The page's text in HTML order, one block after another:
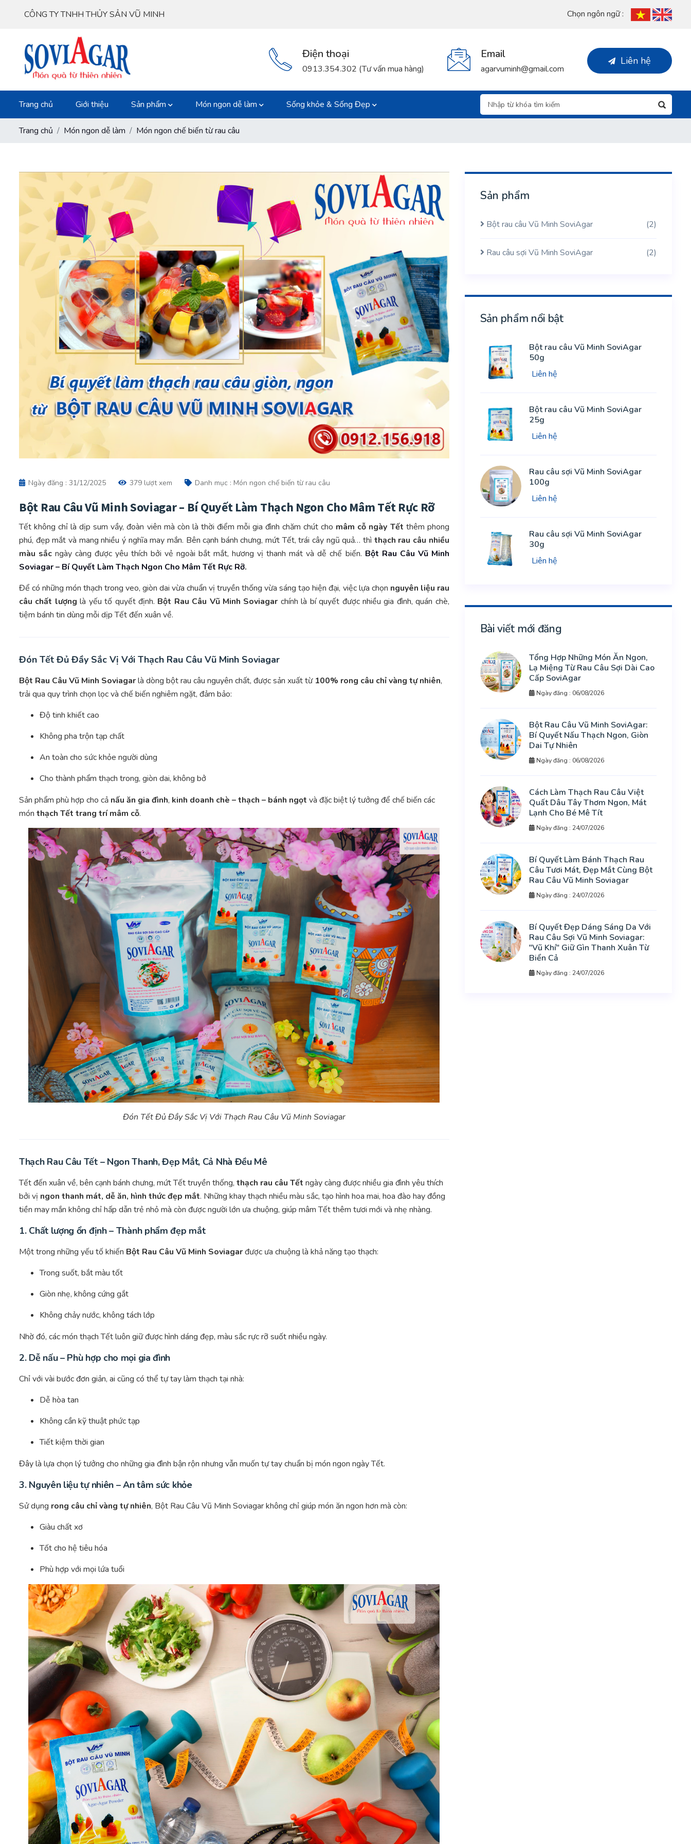
CÔNG TY TNHH THỦY SẢN VŨ MINH Chọn ngôn ngữ :
Liên hệ
Email
agarvuminh@gmail.com
Điện thoại
0913.354.302 (Tư vấn mua hàng)
Trang chủ Giới thiệu Sản phẩm Món ngon dễ làm Sống khỏe & Sống Đẹp
Trang chủ Món ngon dễ làm Món ngon chế biến từ rau câu
Ngày đăng : 31/12/2025 379 lượt xem Danh mục : Món ngon chế biến từ rau câu
Bột Rau Câu Vũ Minh Soviagar – Bí Quyết Làm Thạch Ngon Cho Mâm Tết Rực Rỡ
Tết không chỉ là dịp sum vầy, đoàn viên mà còn là thời điểm mỗi gia đình chăm chút cho mâm cỗ ngày Tết thêm phong
phú, đẹp mắt và mang nhiều ý nghĩa may mắn. Bên cạnh bánh chưng, mứt Tết, trái cây ngũ quả… thì thạch rau câu nhiều
màu sắc ngày càng được yêu thích bởi vẻ ngoài bắt mắt, hương vị thanh mát và dễ chế biến. Bột Rau Câu Vũ Minh
Soviagar – Bí Quyết Làm Thạch Ngon Cho Mâm Tết Rực Rỡ.
Để có những món thạch trong veo, giòn dai vừa chuẩn vị truyền thống vừa sáng tạo hiện đại, việc lựa chọn nguyên liệu rau
câu chất lượng là yếu tố quyết định. Bột Rau Câu Vũ Minh Soviagar chính là bí quyết được nhiều gia đình, quán chè,
tiệm bánh tin dùng mỗi dịp Tết đến xuân về.
Đón Tết Đủ Đầy Sắc Vị Với Thạch Rau Câu Vũ Minh Soviagar
Bột Rau Câu Vũ Minh Soviagarlà dòng bột rau câu nguyên chất, được sản xuất từ 100% rong câu chỉ vàng tự nhiên,
trải qua quy trình chọn lọc và chế biến nghiêm ngặt, đảm bảo:
Độ tinh khiết cao
Không pha trộn tạp chất
An toàn cho sức khỏe người dùng
Cho thành phẩm thạch trong, giòn dai, không bở
Sản phẩm phù hợp cho cả nấu ăn gia đình, kinh doanh chè – thạch – bánh ngọt và đặc biệt lý tưởng để chế biến các
món thạch Tết trang trí mâm cỗ.
Đón Tết Đủ Đầy Sắc Vị Với Thạch Rau Câu Vũ Minh Soviagar
Thạch Rau Câu Tết – Ngon Thanh, Đẹp Mắt, Cả Nhà Đều Mê
Tết đến xuân về, bên cạnh bánh chưng, mứt Tết truyền thống, thạch rau câu Tết ngày càng được nhiều gia đình yêu thích
bởi vị ngon thanh mát, dễ ăn, hình thức đẹp mắt. Những khay thạch nhiều màu sắc, tạo hình hoa mai, hoa đào hay đồng
tiền may mắn không chỉ hấp dẫn trẻ nhỏ mà còn được người lớn ưa chuộng, giúp mâm Tết thêm tươi mới và nhẹ nhàng.
1. Chất lượng ổn định – Thành phẩm đẹp mắt
Một trong những yếu tố khiến Bột Rau Câu Vũ Minh Soviagarđược ưa chuộng là khả năng tạo thạch:
Trong suốt, bắt màu tốt
Giòn nhẹ, không cứng gắt
Không chảy nước, không tách lớp
Nhờ đó, các món thạch Tết luôn giữ được hình dáng đẹp, màu sắc rực rỡ suốt nhiều ngày.
2. Dễ nấu – Phù hợp cho mọi gia đình
Chỉ với vài bước đơn giản, ai cũng có thể tự tay làm thạch tại nhà:
Dễ hòa tan
Không cần kỹ thuật phức tạp
Tiết kiệm thời gian
Đây là lựa chọn lý tưởng cho những gia đình bận rộn nhưng vẫn muốn tự tay chuẩn bị món ngon ngày Tết.
3. Nguyên liệu tự nhiên – An tâm sức khỏe
Sử dụng rong câu chỉ vàng tự nhiên, Bột Rau Câu Vũ Minh Soviagar không chỉ giúp món ăn ngon hơn mà còn:
Giàu chất xơ
Tốt cho hệ tiêu hóa
Phù hợp với mọi lứa tuổi
Sản phẩm
Bột rau câu Vũ Minh SoviAgar (2)
Rau câu sợi Vũ Minh SoviAgar (2)
Sản phẩm nổi bật
Bột rau câu Vũ Minh SoviAgar
50g
Liên hệ
Bột rau câu Vũ Minh SoviAgar
25g
Liên hệ
Rau câu sợi Vũ Minh SoviAgar
100g
Liên hệ
Rau câu sợi Vũ Minh SoviAgar
30g
Liên hệ
Bài viết mới đăng
Tổng Hợp Những Món Ăn Ngon,
Lạ Miệng Từ Rau Câu Sợi Dài Cao
Cấp SoviAgar
Ngày đăng : 06/08/2026
Bột Rau Câu Vũ Minh SoviAgar:
Bí Quyết Nấu Thạch Ngon, Giòn
Dai Tự Nhiên
Ngày đăng : 06/08/2026
Cách Làm Thạch Rau Câu Việt
Quất Dâu Tây Thơm Ngon, Mát
Lạnh Cho Bé Mê Tít
Ngày đăng : 24/07/2026
Bí Quyết Làm Bánh Thạch Rau
Câu Tươi Mát, Đẹp Mắt Cùng Bột
Rau Câu Vũ Minh Soviagar
Ngày đăng : 24/07/2026
Bí Quyết Đẹp Dáng Sáng Da Với
Rau Câu Sợi Vũ Minh Soviagar:
"Vũ Khí" Giữ Gìn Thanh Xuân Từ
Biển Cả
Ngày đăng : 24/07/2026